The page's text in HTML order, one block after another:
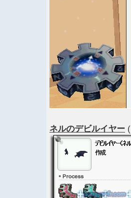
ネルのデビルイヤー